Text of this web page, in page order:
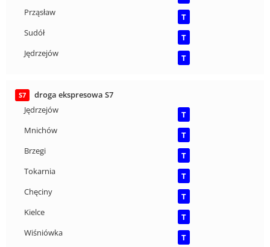
Prząsław
T
Sudół
T
Jędrzejów
T
S7
droga ekspresowa S7
Jędrzejów
T
Mnichów
T
Brzegi
T
Tokarnia
T
Chęciny
T
Kielce
T
Wiśniówka
T